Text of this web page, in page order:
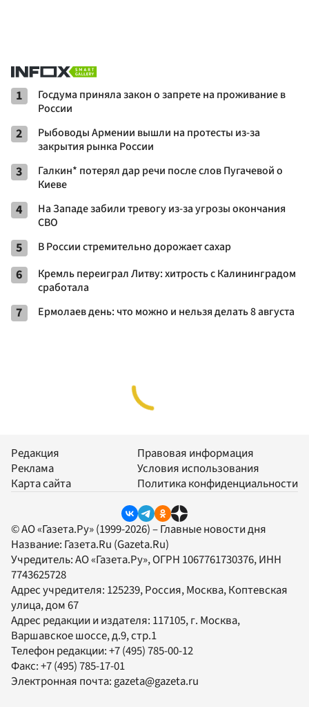
1
Госдума приняла закон о запрете на проживание в
России
2
Рыбоводы Армении вышли на протесты из-за
закрытия рынка России
3
Галкин* потерял дар речи после слов Пугачевой о
Киеве
4
На Западе забили тревогу из-за угрозы окончания
СВО
5 В России стремительно дорожает сахар
6
Кремль переиграл Литву: хитрость с Калининградом
сработала
7 Ермолаев день: что можно и нельзя делать 8 августа
Редакция
Реклама
Карта сайта
Правовая информация
Условия использования
Политика конфиденциальности
© АО «Газета.Ру» (1999-2026) – Главные новости дня
Название: Газета.Ru (Gazeta.Ru)
Учредитель:АО «Газета.Ру», ОГРН 1067761730376, ИНН
7743625728
Адрес учредителя: 125239, Россия, Москва, Коптевская
улица, дом 67
Адрес редакции и издателя: 117105, г. Москва,
Варшавское шоссе, д.9, стр.1
Телефон редакции:+7 (495) 785-00-12
Факс:+7 (495) 785-17-01
Электронная почта:gazeta@gazeta.ru